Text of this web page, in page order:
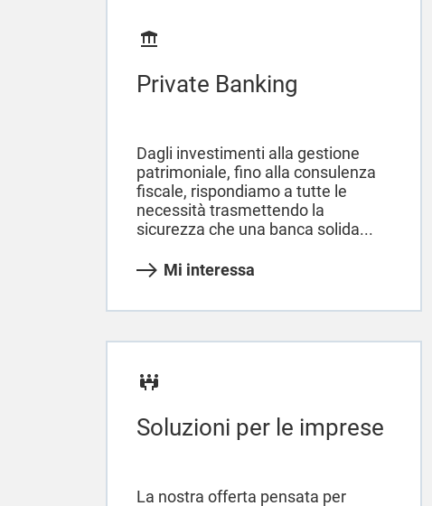
Private Banking
Dagli investimenti alla gestione
patrimoniale, fino alla consulenza
fiscale, rispondiamo a tutte le
necessità trasmettendo la
sicurezza che una banca solida...
Mi interessa
Soluzioni per le imprese
La nostra offerta pensata per